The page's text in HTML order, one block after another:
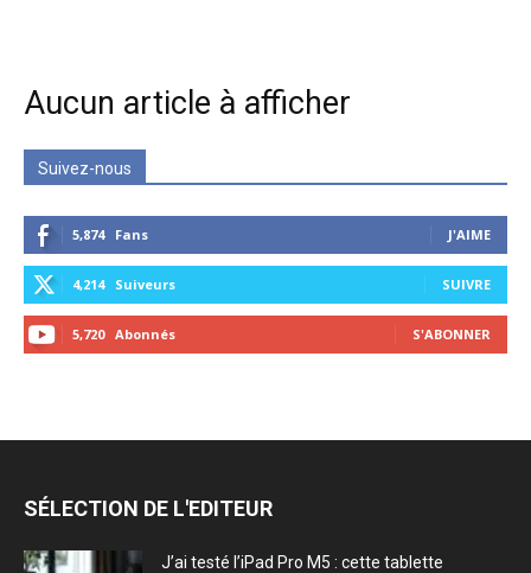
Aucun article à afficher
Suivez-nous
5,874 Fans J'AIME
4,214 Suiveurs SUIVRE
5,720 Abonnés S'ABONNER
SÉLECTION DE L'EDITEUR
J’ai testé l’iPad Pro M5 : cette tablette